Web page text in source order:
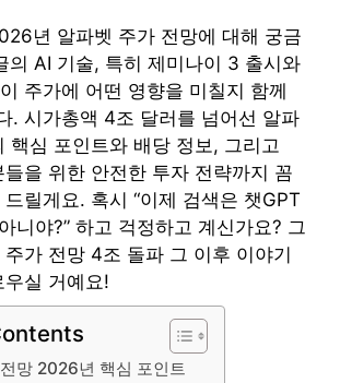
년 알파벳 주가 전망에 대해 궁금
의 AI 기술, 특히 제미나이 3 출시와
주가에 어떤 영향을 미칠지 함께
. 시가총액 4조 달러를 넘어선 알파
핵심 포인트와 배당 정보, 그리고
을 위한 안전한 투자 전략까지 꼼
릴게요. 혹시 “이제 검색은 챗GPT
니야?” 하고 걱정하고 계신가요? 그
주가 전망 4조 돌파 그 이후 이야기
실 거예요!
망 2026년 핵심 포인트